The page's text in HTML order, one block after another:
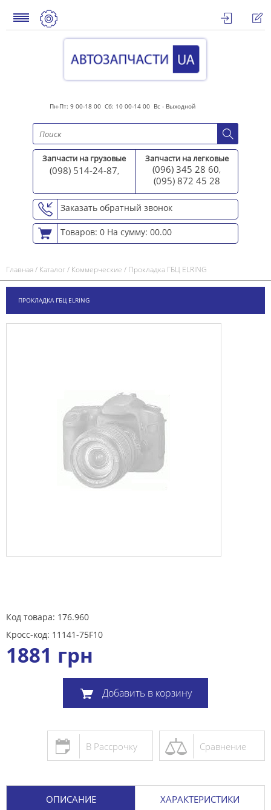
Пн-Пт: 9 00-18 00 Сб: 10 00-14 00 Вс - Выходной
Запчасти на грузовые
(098) 514-24-87,
Запчасти на легковые
(096) 345 28 60,
(095) 872 45 28
Заказать обратный звонок
Товаров: 0 На сумму: 00.00
Главная/ Каталог/ Коммерческие / Прокладка ГБЦ ELRING
ПРОКЛАДКА ГБЦ ELRING
Код товара: 176.960
Кросс-код: 11141-75F10
1881 грн
Добавить в корзину
Сравнение
В Рассрочку
ОПИСАНИЕ ХАРАКТЕРИСТИКИ